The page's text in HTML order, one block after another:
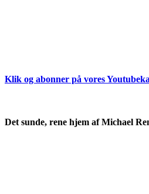
Klik og abonner på vores
Det sunde, rene hjem af Michael